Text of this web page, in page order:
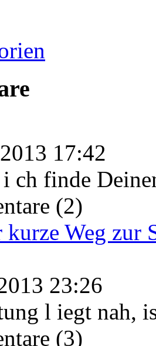
17:42
ch finde
(2)
kurze Weg zur
23:26
l iegt nah,
(3)